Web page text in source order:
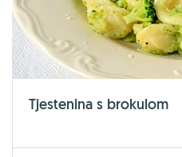
Tjestenina s brokulom